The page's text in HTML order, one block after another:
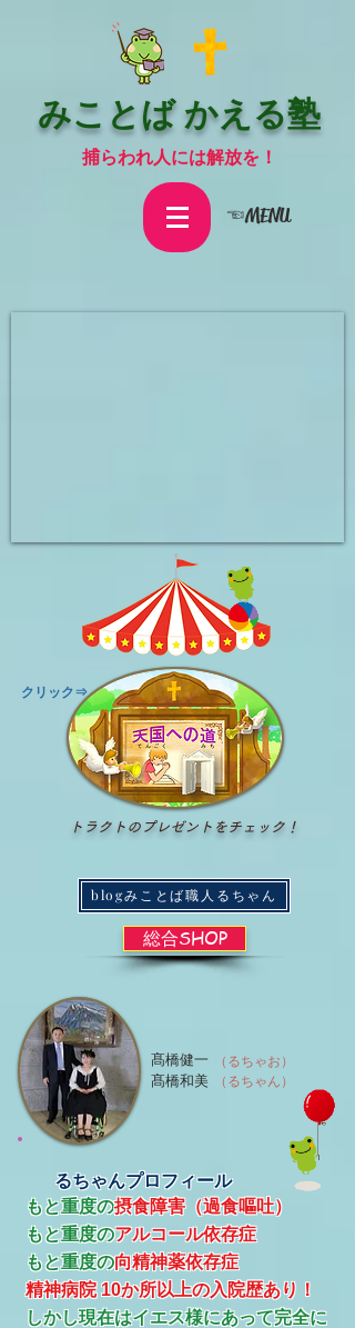
みことば かえる塾
捕らわれ人には解放を！
☜MENU
​クリック⇒
トラクトのプレゼントをチェック！
blogみことば職人るちゃん
総合SHOP
（るちゃお）
（るちゃん）
髙橋健一
髙橋和美
るちゃんプロフィール
もと重度の摂食障害（過食嘔吐）
もと重度のアルコール依存症
​もと重度の向精神薬依存症
精神病院 10か所以上の入院歴あり！
​しかし現在はイエス様にあって完全に